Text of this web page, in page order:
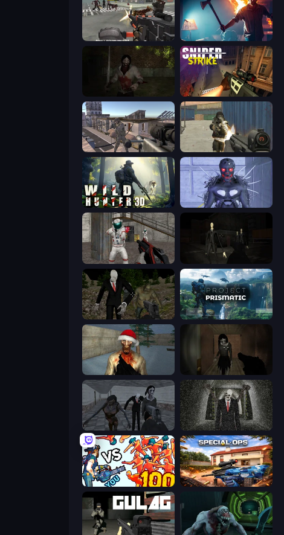
Masked Forces: Zombie Survival You Are Being Watched
Jeff's Revenge Sniper Strike
Mad Boss Masked Forces
Wild Hunter 3D
Battle Area
Shoot Your Nightmare: Halloween Special Project Prismatic
Slendrina Must Die: The School Slenderman Must Die: Underground Bunker
Horde Killer: You vs 100 Special Ops: GO